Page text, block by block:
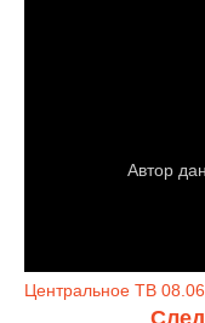
Центральное ТВ